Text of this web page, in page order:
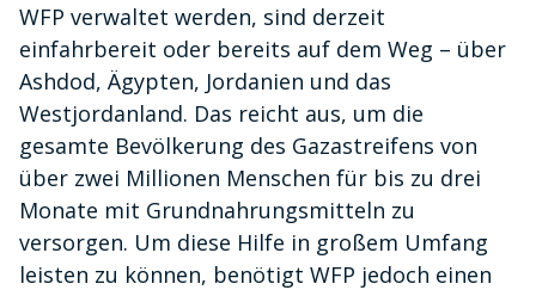
WFP verwaltet werden, sind derzeit
einfahrbereit oder bereits auf dem Weg – über
Ashdod, Ägypten, Jordanien und das
Westjordanland. Das reicht aus, um die
gesamte Bevölkerung des Gazastreifens von
über zwei Millionen Menschen für bis zu drei
Monate mit Grundnahrungsmitteln zu
versorgen. Um diese Hilfe in großem Umfang
leisten zu können, benötigt WFP jedoch einen